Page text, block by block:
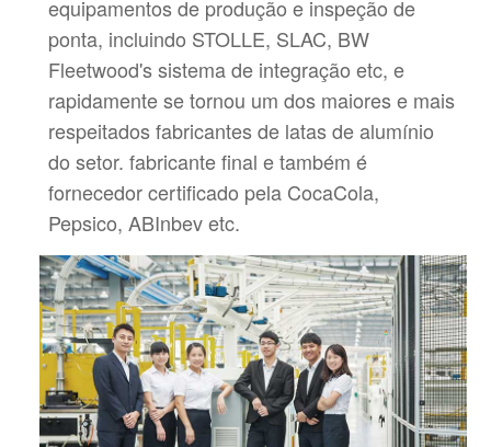
equipamentos de produção e inspeção de
ponta, incluindo STOLLE, SLAC, BW
Fleetwood'ssistema de integração etc, e
rapidamente se tornou um dos maiores e mais
respeitados fabricantes de latas de alumínio
do setor.fabricante final e também é
fornecedor certificado pela CocaCola,
Pepsico, ABInbev etc.